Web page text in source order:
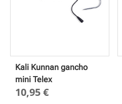
Kali Kunnan gancho
mini Telex
10,95€